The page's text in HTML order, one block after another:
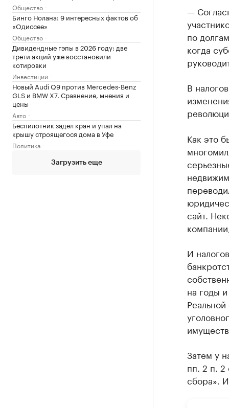
Общество
Бинго Нолана: 9 интересных фактов об
«Одиссее»
Общество
Дивидендные гэпы в 2026 году: две
трети акций уже восстановили
котировки
Инвестиции
Новый Audi Q9 против Mercedes-Benz
GLS и BMW X7. Сравнение, мнения и
цены
Авто
Беспилотник задел кран и упал на
крышу строящегося дома в Уфе
Политика
Загрузить еще
—
по
когда
В
Как это
сайт.
И
на годы
Затем у
пп. 2 п. 2
сбора».